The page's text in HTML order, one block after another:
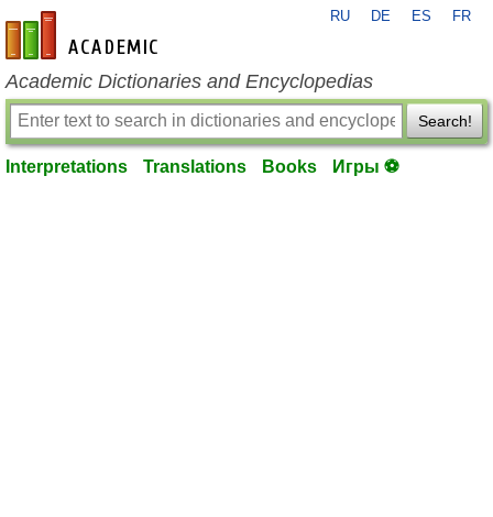
en-academic.com
RU DE ES FR
Academic Dictionaries and Encyclopedias
Search!
Interpretations Translations Books Игры ⚽